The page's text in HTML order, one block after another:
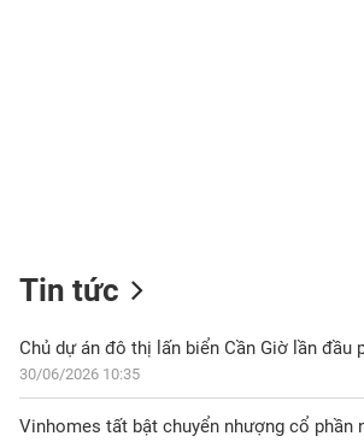
Tin tức
Chủ dự án đô thị lấn biển Cần Giờ lần đầu
30/06/2026 10:35
Vinhomes tất bật chuyển nhượng cổ phần
DOANH